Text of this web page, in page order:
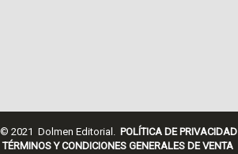
© 2021 Dolmen Editorial. POLÍTICA DE PRIVACIDAD
TÉRMINOS Y CONDICIONES GENERALES DE VENTA